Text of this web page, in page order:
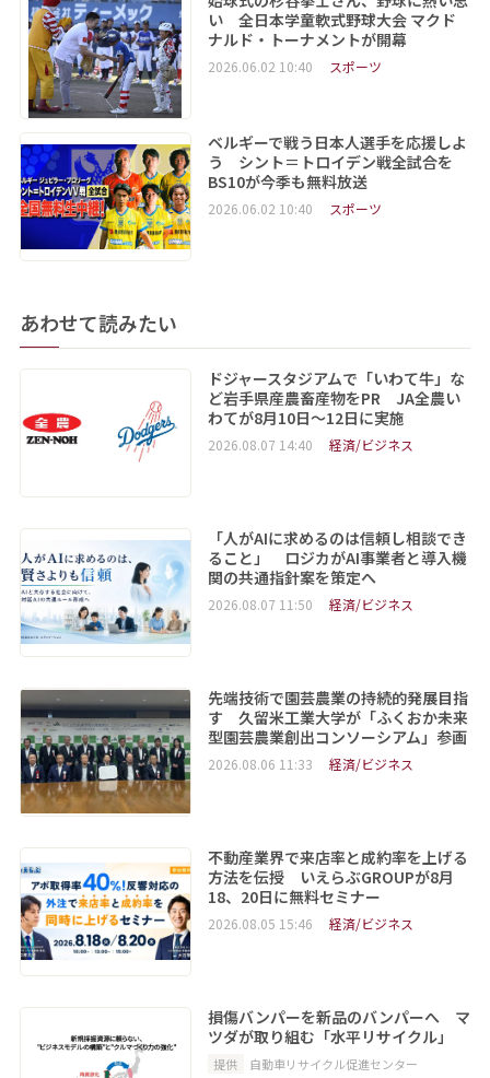
い 全日本学童軟式野球大会 マクド
ナルド・トーナメントが開幕
2026.06.02 10:40 スポーツ
ベルギーで戦う日本人選手を応援しよ
う シント＝トロイデン戦全試合を
BS10が今季も無料放送
2026.06.02 10:40 スポーツ
あわせて読みたい
ドジャースタジアムで「いわて牛」な
ど岩手県産農畜産物をPR JA全農い
わてが8月10日～12日に実施
2026.08.07 14:40 経済/ビジネス
「人がAIに求めるのは信頼し相談でき
ること」 ロジカがAI事業者と導入機
関の共通指針案を策定へ
2026.08.07 11:50 経済/ビジネス
先端技術で園芸農業の持続的発展目指
す 久留米工業大学が「ふくおか未来
型園芸農業創出コンソーシアム」参画
2026.08.06 11:33 経済/ビジネス
不動産業界で来店率と成約率を上げる
方法を伝授 いえらぶGROUPが8月
18、20日に無料セミナー
2026.08.05 15:46 経済/ビジネス
損傷バンパーを新品のバンパーへ マ
ツダが取り組む「水平リサイクル」
提供 自動車リサイクル促進センター